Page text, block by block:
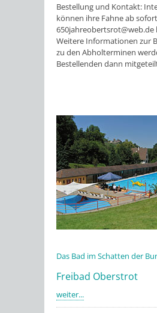
Bestellung und Kontakt:
können ihre Fahne ab
650jahreobertsrot@web.de
Weitere Informationen zur
zu den Abholterminen
Bestellenden dann
Das Bad im Schatten der
Freibad Oberstrot
weiter...